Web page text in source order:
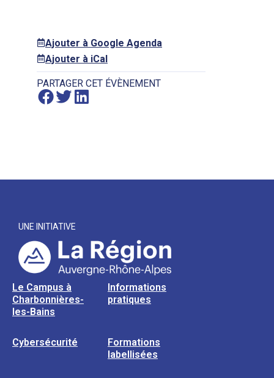
Ajouter à Google Agenda
Ajouter à iCal
PARTAGER CET ÉVÈNEMENT
UNE INITIATIVE
Le Campus à
Charbonnières-
les-Bains
Informations
pratiques
Cybersécurité
Formations
labellisées